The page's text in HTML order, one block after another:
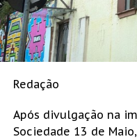
Redação
Após divulgação na
Sociedade 13 de